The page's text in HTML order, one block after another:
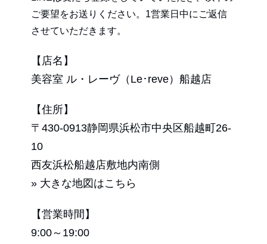
ご要望をお送りください。1営業日中にご返信
させていただきます。
【店名】
美容室 ル・レーヴ（Le･reve）船越店
【住所】
〒430-0913静岡県浜松市中央区船越町26-
10
西友浜松船越店敷地内南側
» 大きな地図はこちら
【営業時間】
9:00～19:00